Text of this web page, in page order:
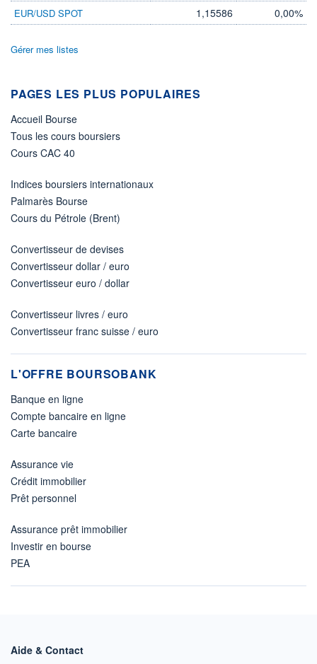
CTO BUSINESS
Non éligible Boursobank
ACTIF NET (EUR)
RISQUE DU FONDS (SRI)
4/7
EUR/USD SPOT 1,15586 0,00%
Gérer mes listes
PAGES LES PLUS POPULAIRES
Accueil Bourse
Tous les cours boursiers
Cours CAC 40
Indices boursiers internationaux
Palmarès Bourse
Cours du Pétrole (Brent)
Convertisseur de devises
Convertisseur dollar / euro
Convertisseur euro / dollar
Convertisseur livres / euro
Convertisseur franc suisse / euro
L'OFFRE BOURSOBANK
Banque en ligne
Compte bancaire en ligne
Carte bancaire
Assurance vie
Crédit immobilier
Prêt personnel
Assurance prêt immobilier
Investir en bourse
PEA
Aide & Contact